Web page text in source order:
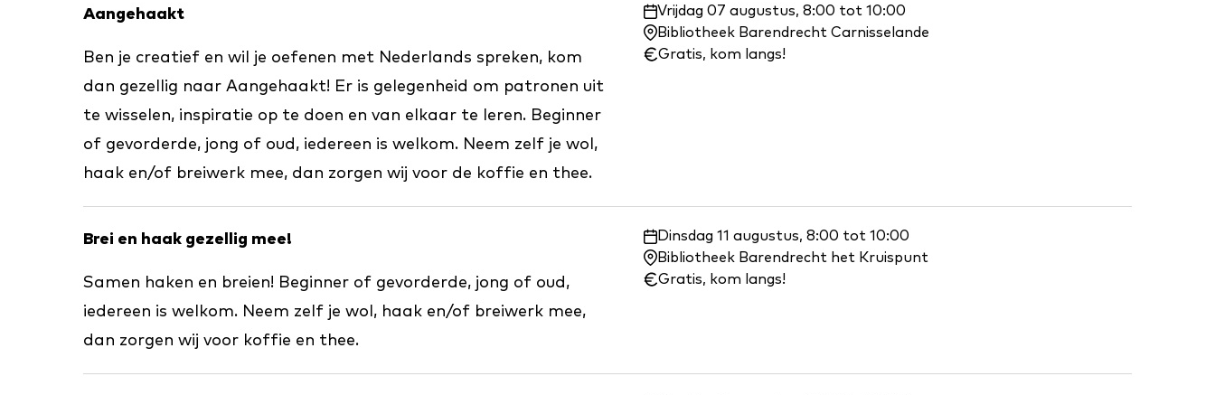
Aangehaakt
Ben je creatief en wil je oefenen met Nederlands spreken, kom
dan gezellig naar Aangehaakt! Er is gelegenheid om patronen uit
te wisselen, inspiratie op te doen en van elkaar te leren. Beginner
of gevorderde, jong of oud, iedereen is welkom. Neem zelf je wol,
haak en/of breiwerk mee, dan zorgen wij voor de koffie en thee.
Waar
en
wanneer:
Vrijdag 07 augustus, 8:00 tot 10:00
Bibliotheek Barendrecht Carnisselande
Gratis, kom langs!
Brei en haak gezellig mee!
Samen haken en breien! Beginner of gevorderde, jong of oud,
iedereen is welkom. Neem zelf je wol, haak en/of breiwerk mee,
dan zorgen wij voor koffie en thee.
Waar
en
wanneer:
Dinsdag 11 augustus, 8:00 tot 10:00
Bibliotheek Barendrecht het Kruispunt
Gratis, kom langs!